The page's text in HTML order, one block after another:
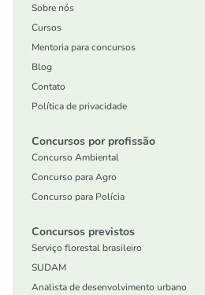
Sobre nós
Cursos
Mentoria para concursos
Blog
Contato
Política de privacidade
Concursos por profissão
Concurso Ambiental
Concurso para Agro
Concurso para Polícia
Concursos previstos
Serviço florestal brasileiro
SUDAM
Analista de desenvolvimento urbano